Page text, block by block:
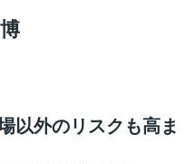
以外のリスクも高ま